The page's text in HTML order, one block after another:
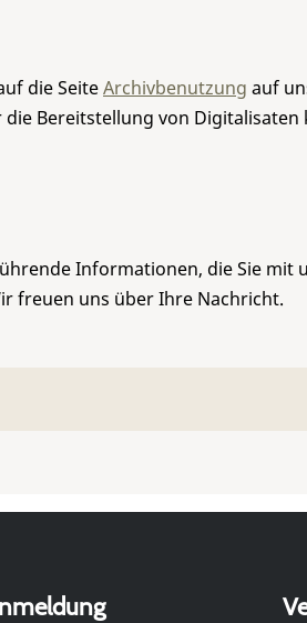
die SeiteArchivbenutzung auf
Bereitstellung von
Informationen, die Sie mit
freuen uns über Ihre Nachricht.